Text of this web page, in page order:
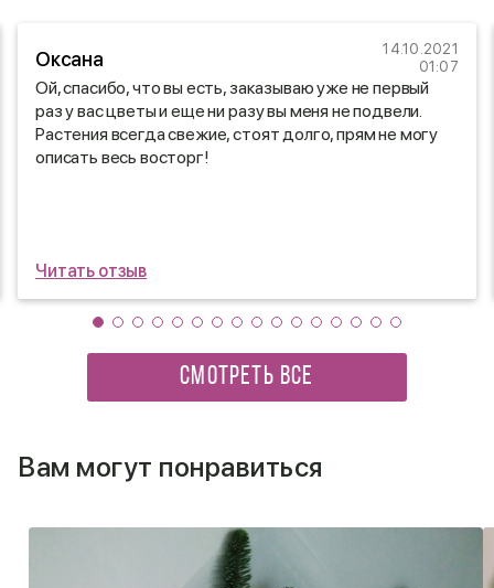
Оксана
14.10.2021
01:07
Ой, спасибо, что вы есть, заказываю уже не первый
раз у вас цветы и еще ни разу вы меня не подвели.
Растения всегда свежие, стоят долго, прям не могу
описать весь восторг!
Читать отзыв
СМОТРЕТЬ ВСЕ
Вам могут понравиться